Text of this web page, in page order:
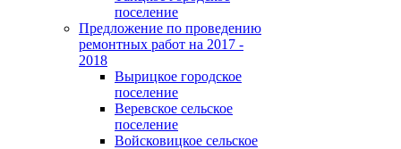
поселение
Предложение по проведению
ремонтных работ на 2017 -
2018
Вырицкое городское
поселение
Веревское сельское
поселение
Войсковицкое сельское